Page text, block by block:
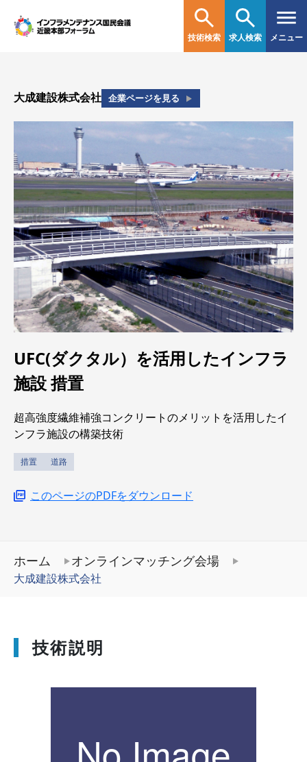
技術検索 求人検索 メニュー
大成建設株式会社 企業ページを見る
UFC(ダクタル）を活用したインフラ
施設措置
超高強度繊維補強コンクリートのメリットを活用したイ
ンフラ施設の構築技術
措置 道路
このページのPDFをダウンロード
ホーム オンラインマッチング会場
大成建設株式会社
技術説明